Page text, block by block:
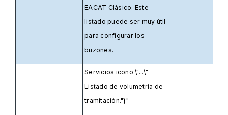
EACAT Clásico. Este
listado puede ser muy útil
para configurar los
buzones.
Servicios icono \"...\"
Listado de volumetría de
tramitación."}"